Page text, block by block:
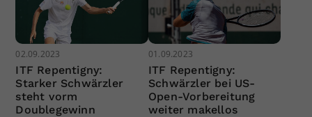
02.09.2023
ITF Repentigny:
Starker Schwärzler
steht vorm
Doublegewinn
01.09.2023
ITF Repentigny:
Schwärzler bei US-
Open-Vorbereitung
weiter makellos